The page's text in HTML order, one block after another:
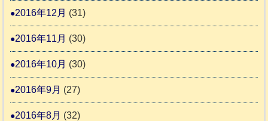
2016年12月 (31)
2016年11月 (30)
2016年10月 (30)
2016年9月 (27)
2016年8月 (32)